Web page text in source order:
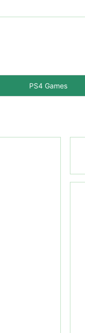
PS4 Games